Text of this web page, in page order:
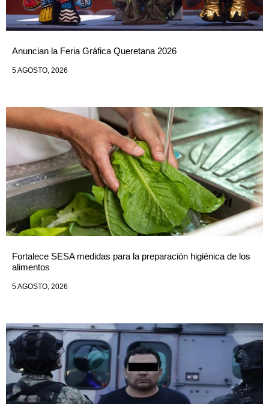
Anuncian la Feria Gráfica Queretana 2026
5 AGOSTO, 2026
Fortalece SESA medidas para la preparación higiénica de los
alimentos
5 AGOSTO, 2026